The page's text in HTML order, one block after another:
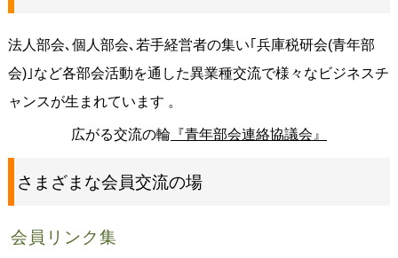
法人部会､個人部会､若手経営者の集い｢兵庫税研会(青年部
会)｣など各部会活動を通した異業種交流で様々なビジネスチ
ャンスが生まれています 。
広がる交流の輪『青年部会連絡協議会』
さまざまな会員交流の場
会員リンク集